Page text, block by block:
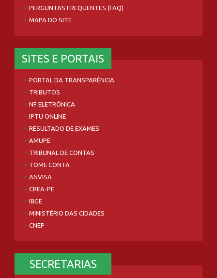
PERGUNTAS FREQUENTES (FAQ)
MAPA DO SITE
SITES E PORTAIS
PORTAL DA TRANSPARÊNCIA
TRIBUTOS
NF ELETRÔNICA
IPTU ONLINE
RESULTADO DE EXAMES
AMUPE
TRIBUNAL DE CONTAS
TOME CONTA
ANVISA
CREA-PE
IBGE
MINISTÉRIO DAS CIDADES
CNEP
SECRETARIAS